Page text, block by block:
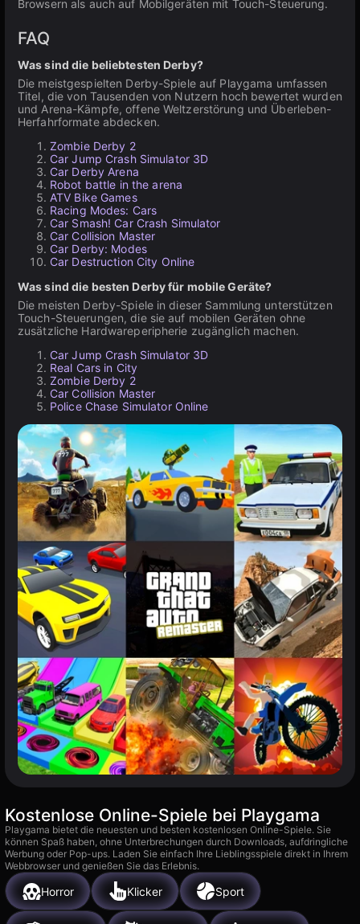
Browsern als auch auf Mobilgeräten mit Touch-Steuerung.
FAQ
Was sind die beliebtesten Derby?
Die meistgespielten Derby-Spiele auf Playgama umfassen
Titel, die von Tausenden von Nutzern hoch bewertet wurden
und Arena-Kämpfe, offene Weltzerstörung und Überleben-
Herfahrformate abdecken.
Zombie Derby 2
Car Jump Crash Simulator 3D
Car Derby Arena
Robot battle in the arena
ATV Bike Games
Racing Modes: Cars
Car Smash! Car Crash Simulator
Car Collision Master
Car Derby: Modes
Car Destruction City Online
Was sind die besten Derby für mobile Geräte?
Die meisten Derby-Spiele in dieser Sammlung unterstützen
Touch-Steuerungen, die sie auf mobilen Geräten ohne
zusätzliche Hardwareperipherie zugänglich machen.
Car Jump Crash Simulator 3D
Real Cars in City
Zombie Derby 2
Car Collision Master
Police Chase Simulator Online
Kostenlose Online-Spiele bei Playgama
Playgama bietet die neuesten und besten kostenlosen Online-Spiele. Sie
können Spaß haben, ohne Unterbrechungen durch Downloads, aufdringliche
Werbung oder Pop-ups. Laden Sie einfach Ihre Lieblingsspiele direkt in Ihrem
Webbrowser und genießen Sie das Erlebnis.
Horror Klicker Sport